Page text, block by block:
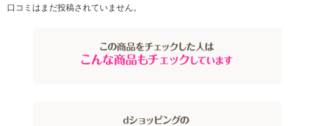
口コミはまだ投稿されていません。